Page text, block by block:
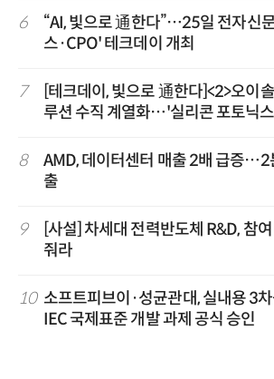
6
“AI, 빛으로 通한다”…25일 전자신
스·CPO' 테크데이 개최
7
[테크데이, 빛으로 通한다]<2>오이
루션 수직 계열화…'실리콘 포토닉
8
AMD, 데이터센터 매출 2배 급증…2
출
9
[사설] 차세대 전력반도체 R&D, 참
줘라
10 소프트피브이·성균관대, 실내용 3
IEC 국제표준 개발 과제 공식 승인